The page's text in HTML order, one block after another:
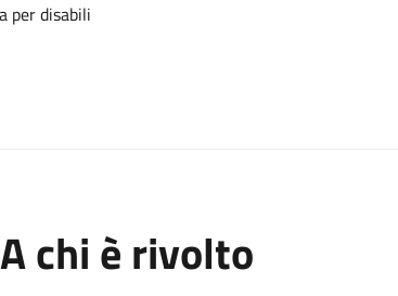
per disabili
A chi è rivolto